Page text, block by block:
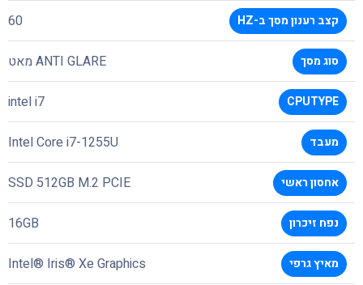
קצב רענון מסך ב-HZ 60
סוג מסך ANTI GLARE מאט
CPUTYPE
intel i7
מעבד Intel Core i7-1255U
אחסון ראשי SSD 512GB M.2 PCIE
נפח זיכרון 16GB
מאיץ גרפי Intel® Iris® Xe Graphics